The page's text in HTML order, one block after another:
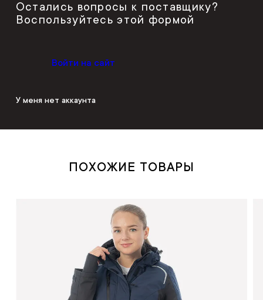
Остались вопросы к поставщику?
Воспользуйтесь этой формой
Войти на сайт
У меня нет аккаунта
ПОХОЖИЕ ТОВАРЫ